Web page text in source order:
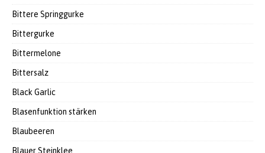
Bittere Springgurke
Bittergurke
Bittermelone
Bittersalz
Black Garlic
Blasenfunktion stärken
Blaubeeren
Blauer Steinklee